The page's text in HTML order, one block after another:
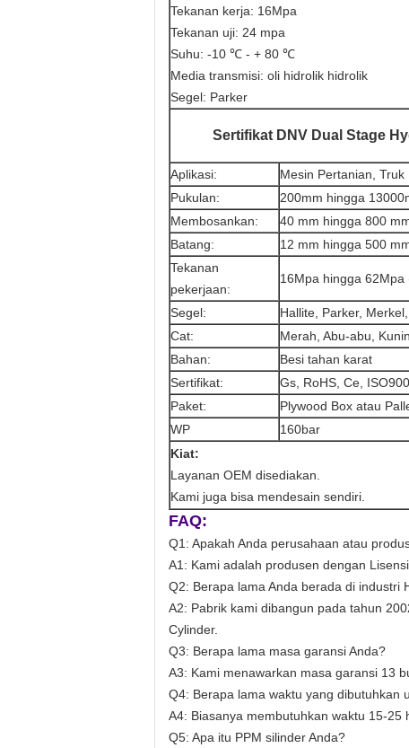
Tekanan kerja: 16Mpa
Tekanan uji: 24 mpa
Suhu: -10 ℃ - + 80 ℃
Media transmisi: oli hidrolik hidrolik
Segel: Parker
Sertifikat DNV Dual Stage
Aplikasi:
Mesin Pertanian, Truk
Pukulan:
200mm hingga
Membosankan:
40 mm hingga 800
Batang:
12 mm hingga 500
Tekanan
pekerjaan:
16Mpa hingga 62Mpa
Segel:
Hallite, Parker,
Cat:
Merah, Abu-abu,
Bahan:
Besi tahan karat
Sertifikat:
Gs, RoHS, Ce,
Paket:
Plywood Box atau
WP
160bar
Kiat:
Layanan OEM disediakan.
Kami juga bisa mendesain sendiri.
FAQ:
Q1: Apakah Anda perusahaan atau
A1: Kami adalah produsen dengan
Q2: Berapa lama Anda berada di industri
A2: Pabrik kami dibangun pada tahun
Cylinder.
Q3: Berapa lama masa garansi Anda?
A3: Kami menawarkan masa garansi 13
Q4: Berapa lama waktu yang dibutuhkan
A4: Biasanya membutuhkan waktu 15-25
Q5: Apa itu PPM silinder Anda?